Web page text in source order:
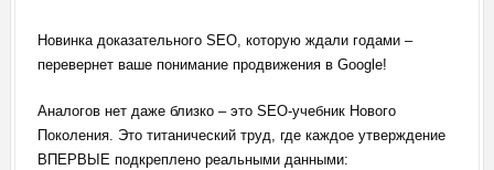
Новинка доказательного SEO, которую ждали годами –
перевернет ваше понимание продвижения в Google!
Аналогов нет даже близко – это SEO-учебник Нового
Поколения. Это титанический труд, где каждое утверждение
ВПЕРВЫЕ подкреплено реальными данными: